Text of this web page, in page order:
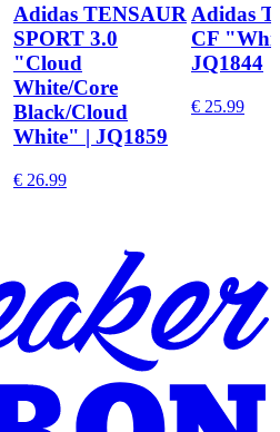
Adidas TENSAUR
SPORT 3.0
"Cloud
White/Core
Black/Cloud
White" | JQ1859
€ 26.99
Adidas
CF
JQ1844
€ 25.99